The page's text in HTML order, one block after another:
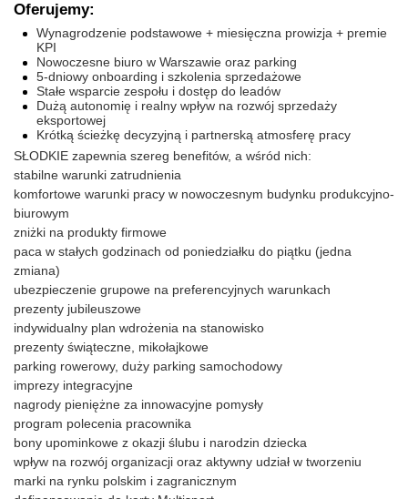
Oferujemy:
Wynagrodzenie podstawowe + miesięczna prowizja + premie
KPI
Nowoczesne biuro w Warszawie oraz parking
5-dniowy onboarding i szkolenia sprzedażowe
Stałe wsparcie zespołu i dostęp do leadów
Dużą autonomię i realny wpływ na rozwój sprzedaży
eksportowej
Krótką ścieżkę decyzyjną i partnerską atmosferę pracy
SŁODKIE zapewnia szereg benefitów, a wśród nich:
stabilne warunki zatrudnienia
komfortowe warunki pracy w nowoczesnym budynku produkcyjno-
biurowym
zniżki na produkty firmowe
paca w stałych godzinach od poniedziałku do piątku (jedna
zmiana)
ubezpieczenie grupowe na preferencyjnych warunkach
prezenty jubileuszowe
indywidualny plan wdrożenia na stanowisko
prezenty świąteczne, mikołajkowe
parking rowerowy, duży parking samochodowy
imprezy integracyjne
nagrody pieniężne za innowacyjne pomysły
program polecenia pracownika
bony upominkowe z okazji ślubu i narodzin dziecka
wpływ na rozwój organizacji oraz aktywny udział w tworzeniu
marki na rynku polskim i zagranicznym